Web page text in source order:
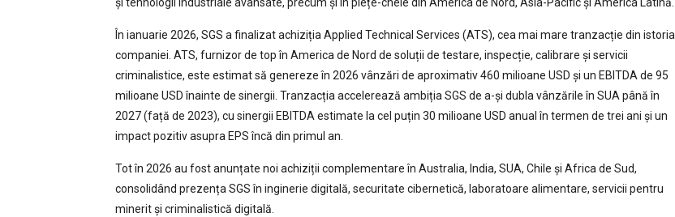
În ianuarie 2026, SGS a finalizat achiziția Applied Technical Services (ATS), cea mai mare tranzacție din istoria
companiei. ATS, furnizor de top în America de Nord de soluții de testare, inspecție, calibrare și servicii
criminalistice, este estimat să genereze în 2026 vânzări de aproximativ 460 milioane USD și un EBITDA de 95
milioane USD înainte de sinergii. Tranzacția accelerează ambiția SGS de a-și dubla vânzările în SUA până în
2027 (față de 2023), cu sinergii EBITDA estimate la cel puțin 30 milioane USD anual în termen de trei ani și un
impact pozitiv asupra EPS încă din primul an.
Tot în 2026 au fost anunțate noi achiziții complementare în Australia, India, SUA, Chile și Africa de Sud,
consolidând prezența SGS în inginerie digitală, securitate cibernetică, laboratoare alimentare, servicii pentru
minerit și criminalistică digitală.